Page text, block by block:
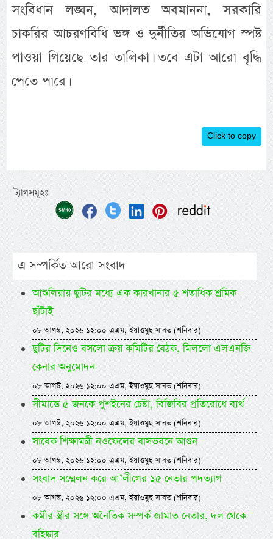
সংবিধান লঙ্ঘন, আদালত অবমাননা, সরকারি
চাকরির আচরণবিধি ভঙ্গ ও দুর্নীতির অভিযোগ স্পষ্ট
পাওয়া গিয়েছে তার তালিকা। তবে এটা আরো বৃদ্ধি
পেতে পারে।
Click to copy
ট্যাগসমূহঃ
এ সম্পর্কিত আরো সংবাদ
আশুলিয়ায় ছুটির মধ্যে এক কারখানার ৫ শতাধিক শ্রমিক
ছাঁটাই
০৮ আগস্ট, ২০২৬ ১২:০০ এএম, ইয়াওমুছ সাবত (শনিবার)
ছুটির দিনেও বসলো ক্রয় কমিটির বৈঠক, মিললো এলএনজি
কেনার অনুমোদন
০৮ আগস্ট, ২০২৬ ১২:০০ এএম, ইয়াওমুছ সাবত (শনিবার)
সীমান্তে ৫ জনকে পুশইনের চেষ্টা, বিজিবির প্রতিরোধে ব্যর্থ
০৮ আগস্ট, ২০২৬ ১২:০০ এএম, ইয়াওমুছ সাবত (শনিবার)
সাবেক শিক্ষামন্ত্রী নওফেলের বাসভবনে আগুন
০৮ আগস্ট, ২০২৬ ১২:০০ এএম, ইয়াওমুছ সাবত (শনিবার)
সংবাদ সম্মেলন করে আ’লীগের ১৫ নেতার পদত্যাগ
০৮ আগস্ট, ২০২৬ ১২:০০ এএম, ইয়াওমুছ সাবত (শনিবার)
কর্মীর স্ত্রীর সঙ্গে অনৈতিক সম্পর্ক জামাত নেতার, দল থেকে
বহিষ্কার